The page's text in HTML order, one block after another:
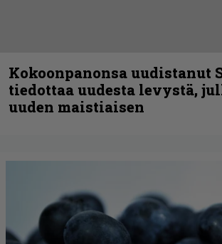
Kokoonpanonsa uudistanut
tiedottaa uudesta levystä,
uuden maistiaisen